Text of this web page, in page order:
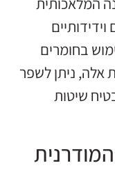
בחומרים
אלה, ניתן לשפר
שיטות